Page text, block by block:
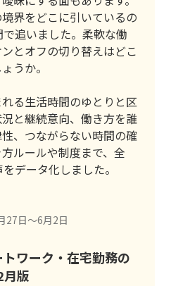
界をどこに引いているの
追いました。柔軟な働
とオフの切り替えはどこ
うか。
る生活時間のゆとりと区
と継続意向、働き方を誰
、つながらない時間の確
ルールや制度まで、全
データ化しました。
27日〜6月2日
ワーク・在宅勤務の
版